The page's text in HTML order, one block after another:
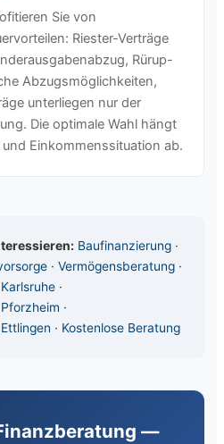
Sie von
Riester-Verträge
Rürup-
Abzugsmöglichkeiten,
unterliegen nur der
Die optimale Wahl hängt
Einkommenssituation ab.
Baufinanzierung ·
·Vermögensberatung ·
·
·
· Kostenlose Beratung
—